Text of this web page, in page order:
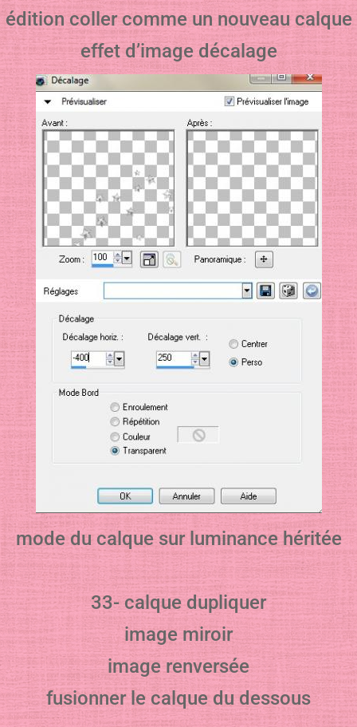
édition coller comme un nouveau calque
effet d’image décalage
mode du calque sur luminance héritée
33- calque dupliquer
image miroir
image renversée
fusionner le calque du dessous